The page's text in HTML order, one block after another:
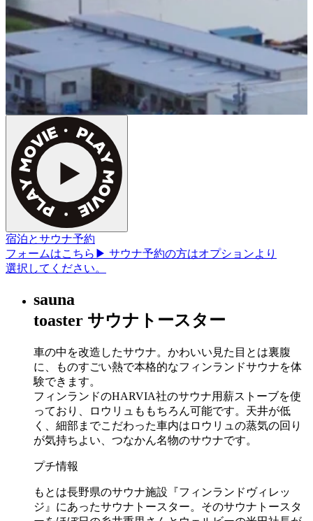
宿泊とサウナ予約
フォームはこちら▶︎ サウナ予約の方はオプションより
選択してください。
sauna
toaster サウナトースター
車の中を改造したサウナ。かわいい見た目とは裏腹
に、ものすごい熱で本格的なフィンランドサウナを体
験できます。
フィンランドのHARVIA社のサウナ用薪ストーブを使
っており、ロウリュももちろん可能です。天井が低
く、細部までこだわった車内はロウリュの蒸気の回り
が気持ちよい、つなかん名物のサウナです。
プチ情報
もとは長野県のサウナ施設『フィンランドヴィレッ
ジ』にあったサウナトースター。そのサウナトースタ